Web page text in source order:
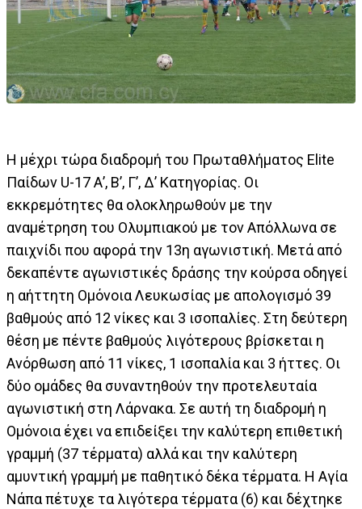
Η μέχρι τώρα διαδρομή του Πρωταθλήματος Elite
Παίδων U-17 Α’, Β’, Γ’, Δ’ Κατηγορίας. Οι
εκκρεμότητες θα ολοκληρωθούν με την
αναμέτρηση του Ολυμπιακού με τον Απόλλωνα σε
παιχνίδι που αφορά την 13η αγωνιστική. Μετά από
δεκαπέντε αγωνιστικές δράσης την κούρσα οδηγεί
η αήττητη Ομόνοια Λευκωσίας με απολογισμό 39
βαθμούς από 12 νίκες και 3 ισοπαλίες. Στη δεύτερη
θέση με πέντε βαθμούς λιγότερους βρίσκεται η
Ανόρθωση από 11 νίκες, 1 ισοπαλία και 3 ήττες. Οι
δύο ομάδες θα συναντηθούν την προτελευταία
αγωνιστική στη Λάρνακα. Σε αυτή τη διαδρομή η
Ομόνοια έχει να επιδείξει την καλύτερη επιθετική
γραμμή (37 τέρματα) αλλά και την καλύτερη
αμυντική γραμμή με παθητικό δέκα τέρματα. Η Αγία
Νάπα πέτυχε τα λιγότερα τέρματα (6) και δέχτηκε